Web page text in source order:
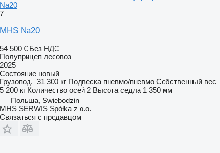
Na20
7
MHS Na20
54 500 € Без НДС
Полуприцеп лесовоз
2025
Состояние новый
Грузопод. 31 300 кг Подвеска пневмо/пневмо Собственный вес
5 200 кг Количество осей 2 Высота седла 1 350 мм
Польша, Swiebodzin
MHS SERWIS Spółka z o.o.
Связаться с продавцом